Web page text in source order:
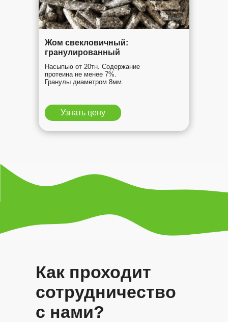
Жом свекловичный:
гранулированный
Насыпью от 20тн. Содержание
протеина не менее 7%.
Гранулы диаметром 8мм.
Узнать цену
Как проходит
сотрудничество
с нами?